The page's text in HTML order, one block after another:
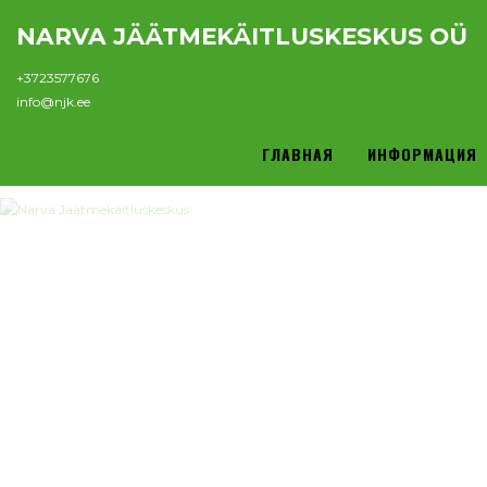
NARVA JÄÄTMEKÄITLUSKESKUS OÜ
+3723577676
info@njk.ee
ГЛАВНАЯ ИНФОРМАЦИЯ